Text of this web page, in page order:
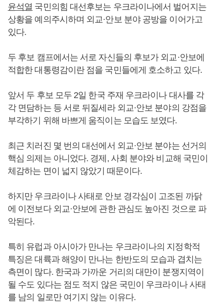
윤석열 국민의힘 대선후보는 우크라이나에서 벌어지는
상황을 예의주시하며 외교·안보 분야 공방을 이어가고
있다.
두 후보 캠프에서는 서로 자신들의 후보가 외교·안보에
적합한 대통령감이란 점을 국민들에게 호소하고 있다.
앞서 두 후보 모두 2일 한국 주재 우크라이나 대사를 각
각 면담하는 등 서로 뒤질세라 외교·안보 분야의 강점을
부각하기 위해 바쁘게 움직이는 모습도 보였다.
최근 치러진 몇 번의 대선에서 외교·안보 분야는 선거의
핵심 의제는 아니었다. 경제, 사회 분야와 비교해 국민이
체감하는 면이 넓지 않았기 때문이다.
하지만 우크라이나 사태로 안보 경각심이 고조된 까닭
에 이전보다 외교·안보에 관한 관심도 높아진 것으로 파
악된다.
특히 유럽과 아시아가 만나는 우크라이나의 지정학적
특징은 대륙과 해양이 만나는 한반도의 모습과 겹치는
측면이 많다. 한국과 가까운 거리의 대만이 분쟁지역이
될 수도 있다는 점도 적지 않은 국민이 우크라이나 사태
를 남의 일로만 여기지 않는 이유다.